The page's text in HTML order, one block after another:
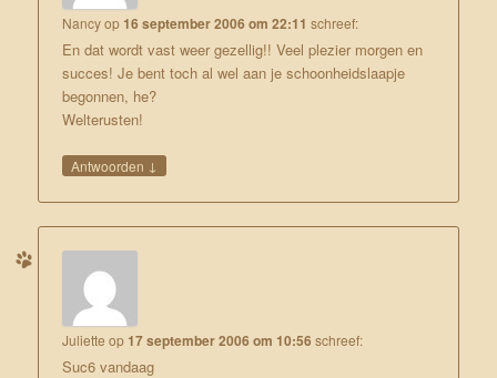
Nancyop 16 september 2006 om 22:11 schreef:
En dat wordt vast weer gezellig!! Veel plezier morgen en
succes! Je bent toch al wel aan je schoonheidslaapje
begonnen, he?
Welterusten!
Antwoorden ↓
Juliette op 17 september 2006 om 10:56 schreef:
Suc6 vandaag